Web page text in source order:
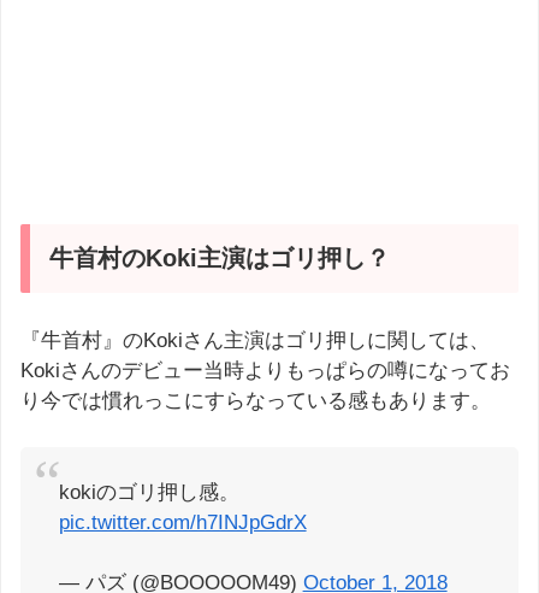
牛首村のKoki主演はゴリ押し？
『牛首村』のKokiさん主演はゴリ押しに関しては、
Kokiさんのデビュー当時よりもっぱらの噂になってお
り今では慣れっこにすらなっている感もあります。
kokiのゴリ押し感。
pic.twitter.com/h7INJpGdrX
— パズ (@BOOOOOM49) October 1, 2018